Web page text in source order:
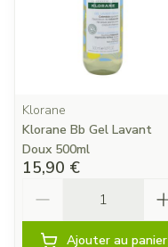
Klorane
Klorane Bb Gel Lavant
Doux 500ml
15,90 €
Ajouter au panier